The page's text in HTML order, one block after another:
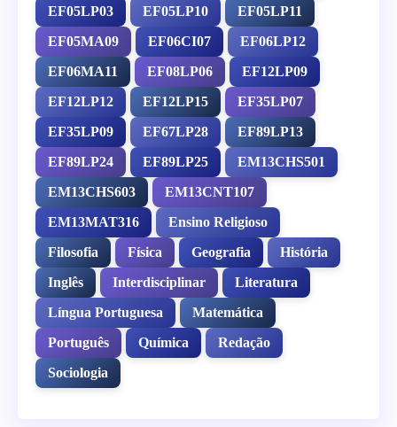
EF05LP03
EF05LP10
EF05LP11
EF05MA09
EF06CI07
EF06LP12
EF06MA11
EF08LP06
EF12LP09
EF12LP12
EF12LP15
EF35LP07
EF35LP09
EF67LP28
EF89LP13
EF89LP24
EF89LP25
EM13CHS501
EM13CHS603
EM13CNT107
EM13MAT316
Ensino Religioso
Filosofia
Física Geografia
História
Inglês
Interdisciplinar
Literatura
Língua Portuguesa
Matemática
Português
Química
Redação
Sociologia